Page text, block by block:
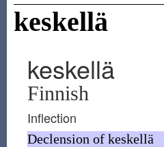
keskellä
keskellä
Finnish
Inflection
Declension of keskellä